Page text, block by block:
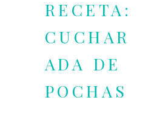
RECETA:
CUCHAR
ADA DE
POCHAS